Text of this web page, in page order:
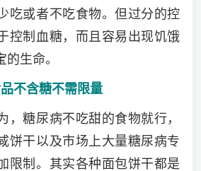
吃或者不吃食物。但过分的控
控制血糖，而且容易出现饥饿
生命。
不含糖不需限量
，糖尿病不吃甜的食物就行，
饼干以及市场上大量糖尿病专
限制。其实各种面包饼干都是